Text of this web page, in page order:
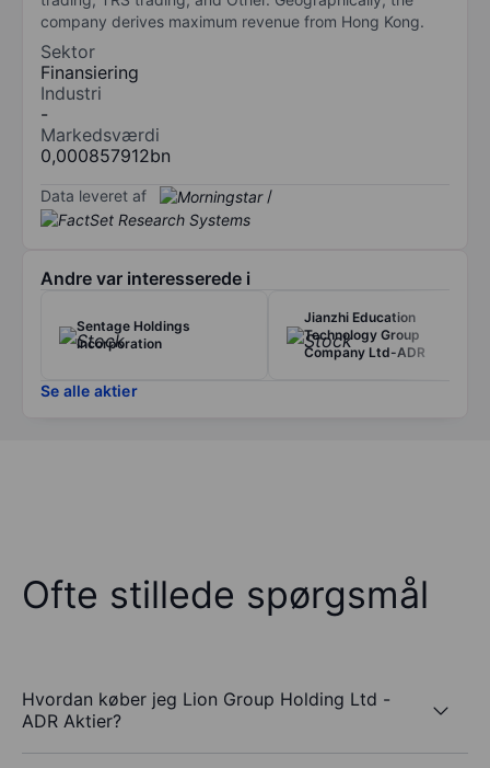
company derives maximum revenue from Hong Kong.
Sektor
Finansiering
Industri
-
Markedsværdi
0,000857912bn
Data leveret af /
Andre var interesserede i
Sentage Holdings
Incorporation
Jianzhi Education
Technology Group
Company Ltd-ADR
Se alle aktier
Ofte stillede spørgsmål
Hvordan køber jeg Lion Group Holding Ltd -
ADR Aktier?